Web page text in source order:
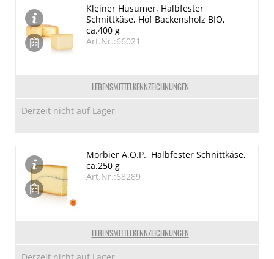
LEBENSMITTELKENNZEICHNUNGEN
Kleiner Husumer, Halbfester
Schnittkäse, Hof Backensholz BIO,
ca.400 g
Art.Nr.:66021
Derzeit nicht auf Lager
LEBENSMITTELKENNZEICHNUNGEN
Morbier A.O.P., Halbfester Schnittkäse,
ca.250 g
Art.Nr.:68289